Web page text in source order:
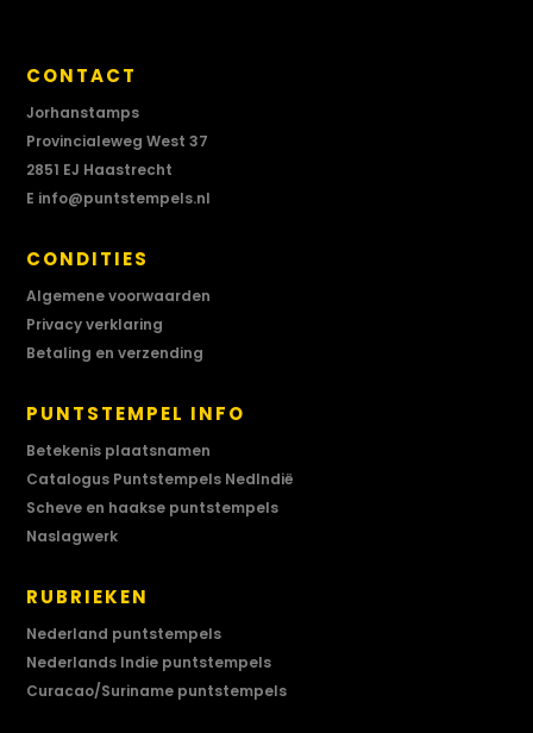
CONTACT
Jorhanstamps
Provincialeweg West 37
2851 EJ Haastrecht
E info@puntstempels.nl
CONDITIES
Algemene voorwaarden
Privacy verklaring
Betaling en verzending
PUNTSTEMPEL INFO
Betekenis plaatsnamen
Catalogus Puntstempels NedIndië
Scheve en haakse puntstempels
Naslagwerk
RUBRIEKEN
Nederland puntstempels
Nederlands Indie puntstempels
Curacao/Suriname puntstempels